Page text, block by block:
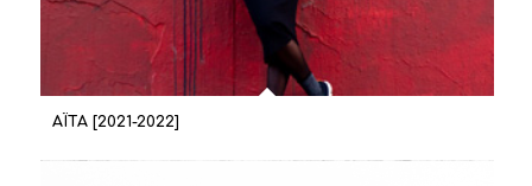
AÏTA [2021-2022]